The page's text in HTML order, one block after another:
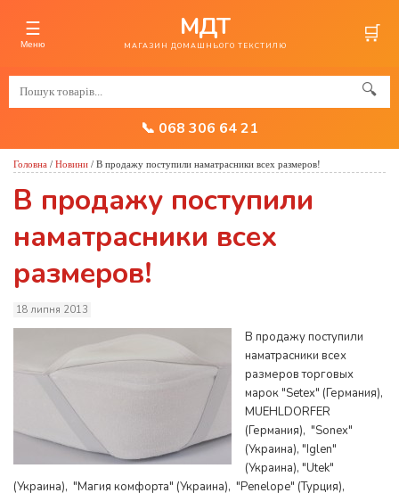
☰
Меню
МДТ
МАГАЗИН ДОМАШНЬОГО ТЕКСТИЛЮ 🛒
🔍
📞 068 306 64 21
Головна / Новини / В продажу поступили наматрасники всех размеров!
В продажу поступили
наматрасники всех
размеров!
18 липня 2013
В продажу поступили
наматрасники всех
размеров торговых
марок "Setex" (Германия),
MUEHLDORFER
(Германия), "Sonex"
(Украина), "Iglen"
(Украина), "Utek"
(Украина), "Магия комфорта" (Украина), "Penelope" (Турция),